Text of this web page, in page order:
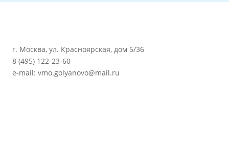
г. Москва, ул. Красноярская, дом 5/36
8 (495) 122-23-60
e-mail: vmo.golyanovo@mail.ru